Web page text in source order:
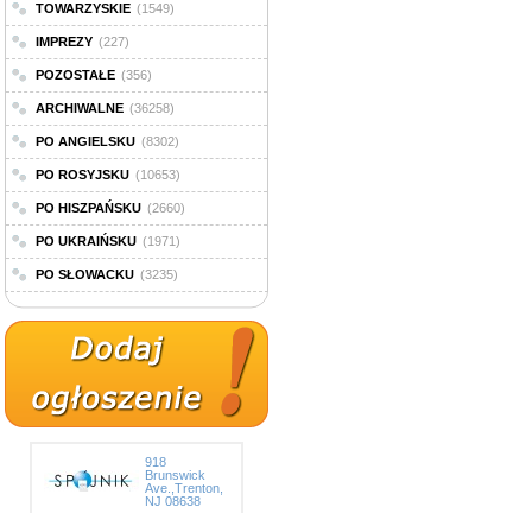
TOWARZYSKIE (1549)
IMPREZY (227)
POZOSTAŁE (356)
ARCHIWALNE (36258)
PO ANGIELSKU (8302)
PO ROSYJSKU (10653)
PO HISZPAŃSKU (2660)
PO UKRAIŃSKU (1971)
PO SŁOWACKU (3235)
918
Brunswick
Ave.,Trenton,
NJ 08638